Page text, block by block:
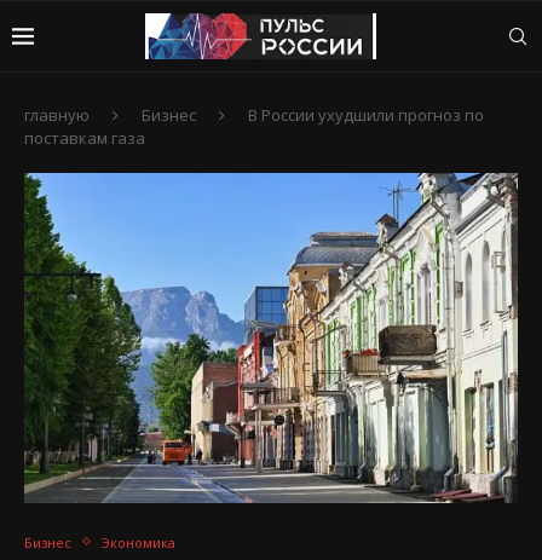
главную Бизнес
В России ухудшили прогноз по
поставкам газа
Бизнес Экономика